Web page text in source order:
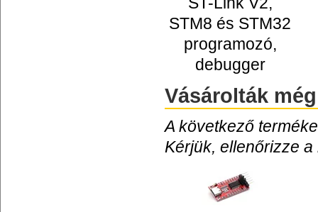
STM8 és STM32
programozó,
debugger
Vásárolták még
A következő
Kérjük, ellenőrizze